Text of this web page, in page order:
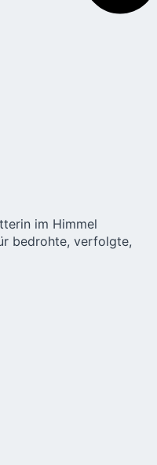
im Himmel
bedrohte, verfolgte,